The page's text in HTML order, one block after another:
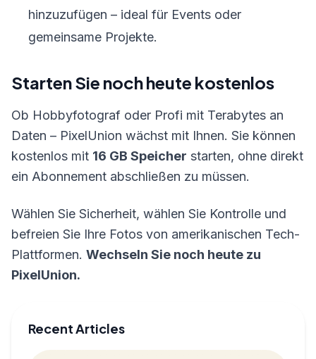
hinzuzufügen – ideal für Events oder
gemeinsame Projekte.
Starten Sie noch heute kostenlos
Ob Hobbyfotograf oder Profi mit Terabytes an
Daten – PixelUnion wächst mit Ihnen. Sie können
kostenlos mit 16 GB Speicher starten, ohne direkt
ein Abonnement abschließen zu müssen.
Wählen Sie Sicherheit, wählen Sie Kontrolle und
befreien Sie Ihre Fotos von amerikanischen Tech-
Plattformen. Wechseln Sie noch heute zu
PixelUnion.
Recent Articles